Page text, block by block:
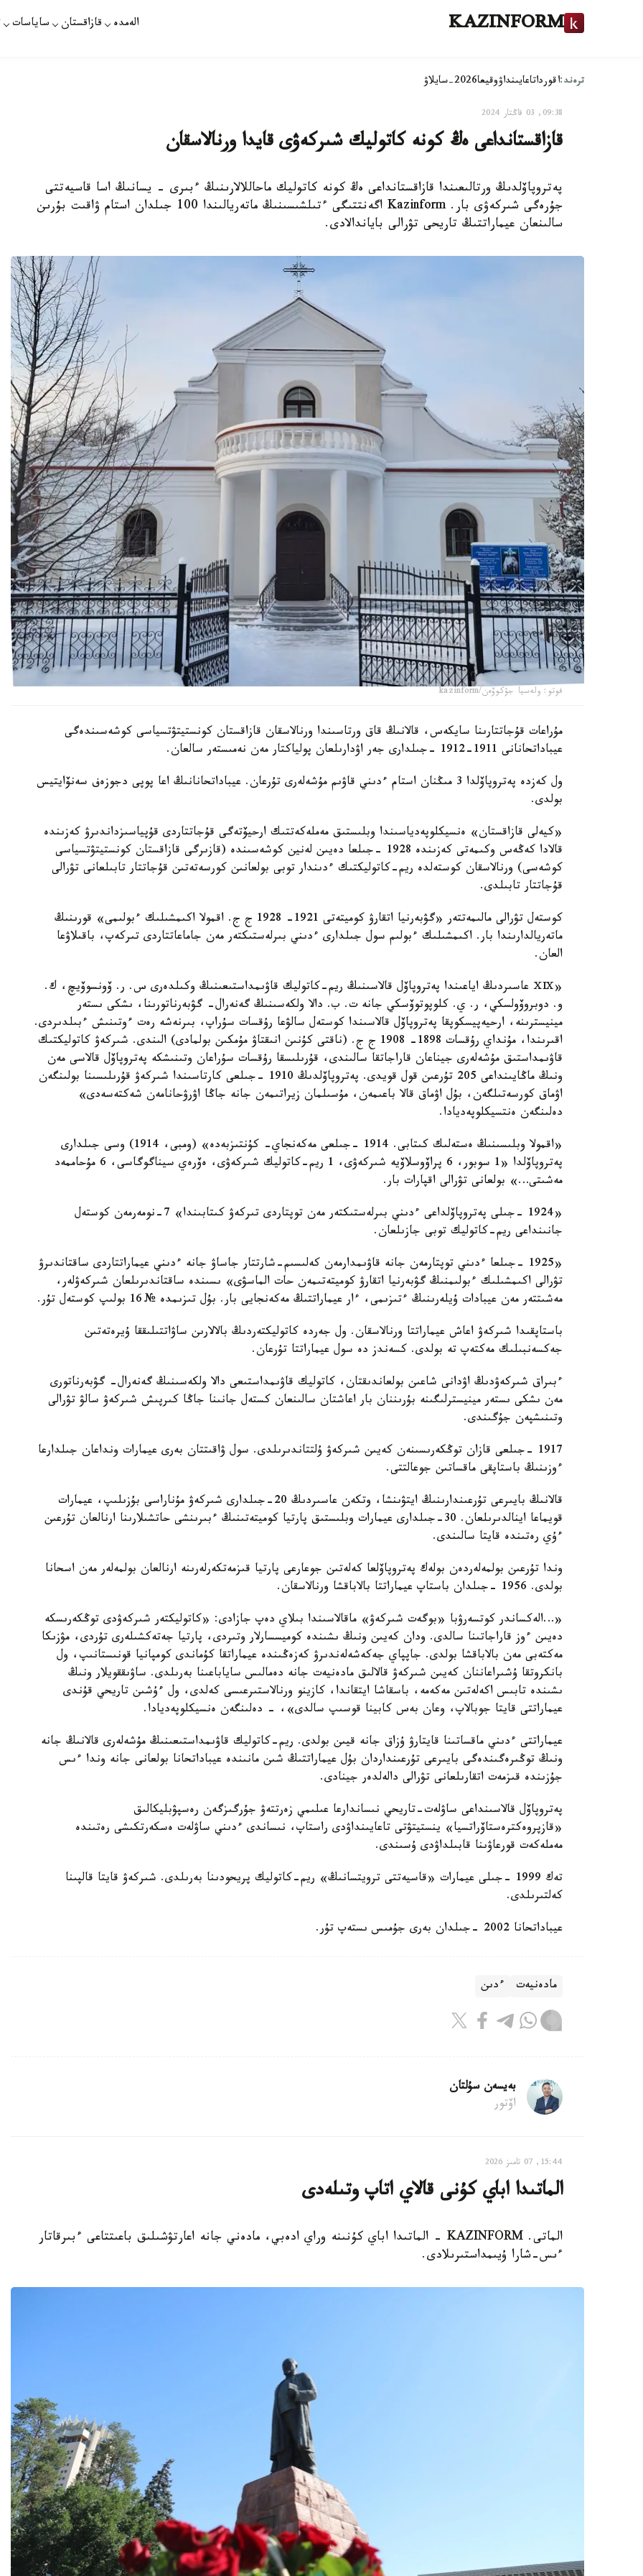
KAZINFORM الەمدە قازاقستان ساياسات
ترەند:اقورداتاعايىنداۋوقيعا2026-سايلاۋ
09:38, 03 قاڭتار 2024
قازاقستانداعى ەڭ كونە كاتوليك شىركەۋى قايدا ورنالاسقان
پەتروپاۆلدىڭ ورتالىعىندا قازاقستانداعى ەڭ كونە كاتوليك ماحاللالارىنىڭ ءبىرى - يسانىڭ اسا قاسيەتتى
جۇرەگى شىركەۋى بار. Kazinform اگەنتتىگى ءتىلشىسىنىڭ ماتەريالىندا 100 جىلدان استام ۋاقىت بۇرىن
سالىنعان عيماراتتىڭ تاريحى تۋرالى باياندالادى.
فوتو: ولەسيا جۋكوۆەن/kazinform
مۇراعات قۇجاتتارىنا سايكەس، قالانىڭ قاق ورتاسىندا ورنالاسقان قازاقستان كونستيتۋتسياسى كوشەسىندەگى
عيباداتحانانى 1911-1912 -جىلدارى جەر اۋدارىلعان پولياكتار مەن نەمىستەر سالعان.
ول كەزدە پەتروپاۆلدا 3 مىڭنان استام ءدىني قاۋىم مۇشەلەرى تۇرعان. عيباداتحانانىڭ اعا پوپى دجوزەف سەنۆايتيس
بولدى.
«كيەلى قازاقستان» ەنسيكلوپەدياسىندا وبلىستىق مەملەكەتتىك ارحيۆتەگى قۇجاتتاردى قۇپياسىزداندىرۋ كەزىندە
قالادا كەڭەس وكىمەتى كەزىندە 1928 -جىلعا دەيىن لەنين كوشەسىندە (قازىرگى قازاقستان كونستيتۋتسياسى
كوشەسى) ورنالاسقان كوستەلدە ريم-كاتوليكتىك ءدىندار توبى بولعانىن كورسەتەتىن قۇجاتتار تابىلعانى تۋرالى
قۇجاتتار تابىلدى.
كوستەل تۋرالى مالىمەتتەر «گۋبەرنيا اتقارۋ كوميتەتى 1921- 1928 ج ج. اقمولا اكىمشىلىك ءبولىمى» قورىنىڭ
ماتەريالدارىندا بار. اكىمشىلىك ءبولىم سول جىلدارى ءدىني بىرلەستىكتەر مەن جاماعاتتاردى تىركەپ، باقىلاۋعا
العان.
«ⅩⅨ عاسىردىڭ اياعىندا پەتروپاۆل قالاسىنىڭ ريم-كاتوليك قاۋىمداستىعىنىڭ وكىلدەرى س. ر. ۆونسوۆيچ، ك.
و. دوبروۆولسكي، ر. ي. كلوپوتوۆسكي جانە ت. ب. دالا ولكەسىنىڭ گەنەرال- گۋبەرناتورىنا، ىشكى ىستەر
مينيسترىنە، ارحيەپيسكوپقا پەتروپاۆل قالاسىندا كوستەل سالۋعا رۇقسات سۇراپ، بىرنەشە رەت ءوتىنىش ءبىلدىردى.
اقىرىندا، مۇنداي رۇقسات 1898- 1908 ج ج. (ناقتى كۇنىن انىقتاۋ مۇمكىن بولمادى) الىندى. شىركەۋ كاتوليكتىك
قاۋىمداستىق مۇشەلەرى جيناعان قاراجاتقا سالىندى، قۇرىلىسقا رۇقسات سۇراعان وتىنىشكە پەتروپاۆل قالاسى مەن
ونىڭ ماڭايىنداعى 205 تۇرعىن قول قويدى. پەتروپاۆلدىڭ 1910 -جىلعى كارتاسىندا شىركەۋ قۇرىلىسىنا بولىنگەن
اۋماق كورسەتىلگەن، بۇل اۋماق قالا باعىمەن، مۇسىلمان زيراتىمەن جانە جاڭا اۋرۋحانامەن شەكتەسەدى»
دەلىنگەن ەنتسيكلوپەديادا.
«اقمولا وبلىسىنىڭ ەستەلىك كىتابى. 1914 -جىلعى مەكەنجاي- كۇنتىزبەدە» (ومبى، 1914) وسى جىلدارى
پەتروپاۆلدا «1 سوبور، 6 پراۆوسلاۆيە شىركەۋى، 1 ريم-كاتوليك شىركەۋى، ەۆرەي سيناگوگاسى، 6 مۇحاممەد
مەشىتى…» بولعانى تۋرالى اقپارات بار.
«1924 -جىلى پەتروپاۆلداعى ءدىني بىرلەستىكتەر مەن توپتاردى تىركەۋ كىتابىندا» 7-نومەرمەن كوستەل
جانىنداعى ريم-كاتوليك توبى جازىلعان.
«1925 -جىلعا ءدىني توپتارمەن جانە قاۋىمدارمەن كەلىسىم-شارتتار جاساۋ جانە ءدىني عيماراتتاردى ساقتاندىرۋ
تۋرالى اكىمشىلىك ءبولىمنىڭ گۋبەرنيا اتقارۋ كوميتەتىمەن حات الماسۋى» ىسىندە ساقتاندىرىلعان شىركەۋلەر،
مەشىتتەر مەن عيبادات ۇيلەرىنىڭ ءتىزىمى، ءار عيماراتتىڭ مەكەنجايى بار. بۇل تىزىمدە № 16 بولىپ كوستەل تۇر.
باستاپقىدا شىركەۋ اعاش عيماراتتا ورنالاسقان. ول جەردە كاتوليكتەردىڭ بالالارىن ساۋاتتىلىققا ۇيرەتەتىن
جەكسەنبىلىك مەكتەپ تە بولدى. كسەندز دە سول عيماراتتا تۇرعان.
ءبىراق شىركەۋدىڭ اۋدانى شاعىن بولعاندىقتان، كاتوليك قاۋىمداستىعى دالا ولكەسىنىڭ گەنەرال- گۋبەرناتورى
مەن ىشكى ىستەر مينيسترلىگىنە بۇرىننان بار اعاشتان سالىنعان كستەل جانىنا جاڭا كىرپىش شىركەۋ سالۋ تۋرالى
وتىنىشپەن جۇگىندى.
1917 -جىلعى قازان توڭكەرىسىنەن كەيىن شىركەۋ ۇلتتاندىرىلدى. سول ۋاقىتتان بەرى عيمارات ونداعان جىلدارعا
ءوزىنىڭ باستاپقى ماقساتىن جوعالتتى.
قالانىڭ بايىرعى تۇرعىندارىنىڭ ايتۋىنشا، وتكەن عاسىردىڭ 20-جىلدارى شىركەۋ مۇناراسى بۇزىلىپ، عيمارات
قويماعا اينالدىرىلعان. 30-جىلدارى عيمارات وبلىستىق پارتيا كوميتەتىنىڭ ءبىرىنشى حاتشىلارىنا ارنالعان تۇرعىن
ءۇي رەتىندە قايتا سالىندى.
وندا تۇرعىن بولمەلەردەن بولەك پەتروپاۆلعا كەلەتىن جوعارعى پارتيا قىزمەتكەرلەرىنە ارنالعان بولمەلەر مەن اسحانا
بولدى. 1956 -جىلدان باستاپ عيماراتتا بالاباقشا ورنالاسقان.
«…الەكساندر كوتسەرۋبا «بوگەت شىركەۋ» ماقالاسىندا بىلاي دەپ جازادى: «كاتوليكتەر شىركەۋدى توڭكەرىسكە
دەيىن ءوز قاراجاتىنا سالدى. ودان كەيىن ونىڭ ىشىندە كوميسسارلار وتىردى، پارتيا جەتەكشىلەرى تۇردى، مۋزىكا
مەكتەبى مەن بالاباقشا بولدى. جاپپاي جەكەشەلەندىرۋ كەزەڭىندە عيماراتقا كۇماندى كومپانيا قونىستانىپ، ول
بانكروتقا ۇشىراعاننان كەيىن شىركەۋ قالالىق مادەنيەت جانە دەمالىس ساياباعىنا بەرىلدى. ساۋىققويلار ونىڭ
ىشىندە تابىس اكەلەتىن مەكەمە، باسقاشا ايتقاندا، كازينو ورنالاستىرعىسى كەلدى، ول ءۇشىن تاريحي قۇندى
عيماراتتى قايتا جوبالاپ، وعان بەس كابينا قوسىپ سالدى»، - دەلىنگەن ەنسيكلوپەديادا.
عيماراتتى ءدىني ماقساتىنا قايتارۋ ۇزاق جانە قيىن بولدى. ريم-كاتوليك قاۋىمداستىعىنىڭ مۇشەلەرى قالانىڭ جانە
ونىڭ توڭىرەگىندەگى بايىرعى تۇرعىنداردان بۇل عيماراتتىڭ شىن مانىندە عيباداتحانا بولعانى جانە وندا ءىس
جۇزىندە قىزمەت اتقارىلعانى تۋرالى دالەلدەر جينادى.
پەتروپاۆل قالاسىنداعى ساۋلەت-تاريحي نىساندارعا عىلىمي زەرتتەۋ جۇرگىزگەن رەسپۋبليكالىق
«قازپروەكترەستاۆراتسيا» ينستيتۋتى تاعايىنداۋدى راستاپ، نىساندى ءدىني ساۋلەت ەسكەرتكىشى رەتىندە
مەملەكەت قورعاۋىنا قابىلداۋدى ۇسىندى.
تەك 1999 -جىلى عيمارات «قاسيەتتى ترويتسانىڭ» ريم-كاتوليك پريحودىنا بەرىلدى. شىركەۋ قايتا قالپىنا
كەلتىرىلدى.
عيباداتحانا 2002 -جىلدان بەرى جۇمىس ىستەپ تۇر.
مادەنيەت ءدىن
بەيسەن سۇلتان
اۆتور
15:44, 07 تامىز 2026
الماتىدا اباي كۇنى قالاي اتاپ وتىلەدى
الماتى. KAZINFORM - الماتىدا اباي كۇنىنە وراي ادەبي، مادەني جانە اعارتۋشىلىق باعىتتاعى ءبىرقاتار
ءىس-شارا ۇيىمداستىرىلادى.